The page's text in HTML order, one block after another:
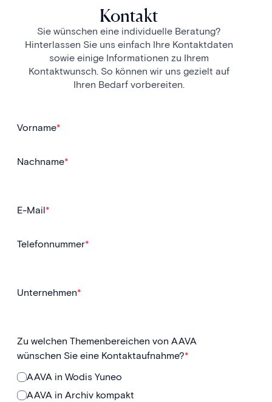
Kontakt
Sie wünschen eine individuelle Beratung?
Hinterlassen Sie uns einfach Ihre Kontaktdaten
sowie einige Informationen zu Ihrem
Kontaktwunsch. So können wir uns gezielt auf
Ihren Bedarf vorbereiten.
Vorname*
Nachname*
E-Mail*
Telefonnummer*
Unternehmen*
Zu welchen Themenbereichen von AAVA
wünschen Sie eine Kontaktaufnahme?*
AAVA in Wodis Yuneo
AAVA in Archiv kompakt